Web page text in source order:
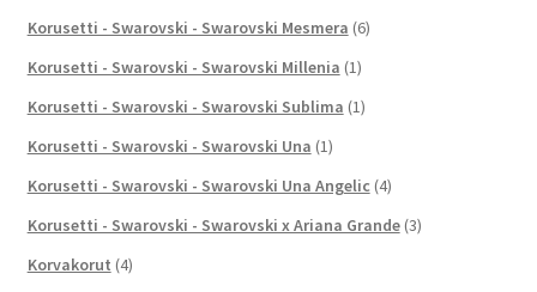
Korusetti - Swarovski - Swarovski Mesmera (6)
Korusetti - Swarovski - Swarovski Millenia (1)
Korusetti - Swarovski - Swarovski Sublima (1)
Korusetti - Swarovski - Swarovski Una (1)
Korusetti - Swarovski - Swarovski Una Angelic (4)
Korusetti - Swarovski - Swarovski x Ariana Grande (3)
Korvakorut (4)